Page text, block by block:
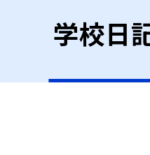
学校日